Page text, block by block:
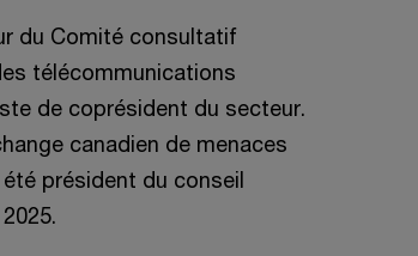
du Comité consultatif
télécommunications
de coprésident du secteur.
canadien de menaces
président du conseil